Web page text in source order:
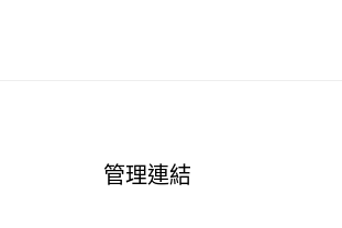
管理連結